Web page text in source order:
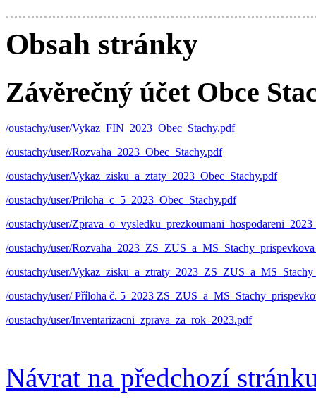
Obsah stránky
Závěrečný účet Obce
/oustachy/user/Vykaz_FIN_2023_Obec_Stachy.pdf
/oustachy/user/Rozvaha_2023_Obec_Stachy.pdf
/oustachy/user/Vykaz_zisku_a_ztaty_2023_Obec_Stachy.pdf
/oustachy/user/Priloha_c_5_2023_Obec_Stachy.pdf
/oustachy/user/
/oustachy/user/
/oustachy/user/
/oustachy/user/ Příloha č. 5 2023
/oustachy/user/Inventarizacni_zprava_za_rok_2023.pdf
Návrat na předchozí